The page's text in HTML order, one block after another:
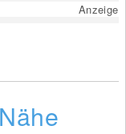
Anzeige